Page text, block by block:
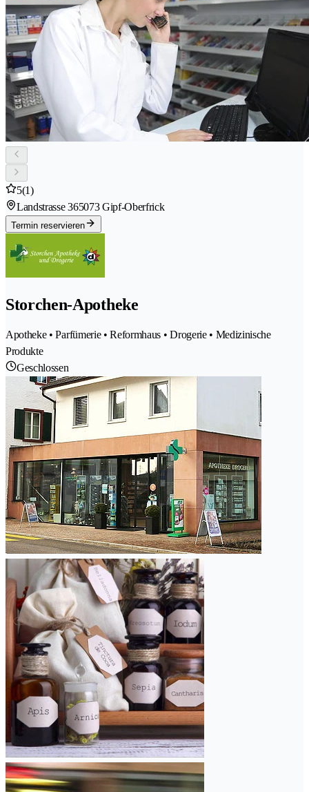
5(1)
Landstrasse 365073 Gipf-Oberfrick
Termin reservieren
Storchen-Apotheke
Apotheke • Parfümerie • Reformhaus • Drogerie • Medizinische
Produkte
Geschlossen